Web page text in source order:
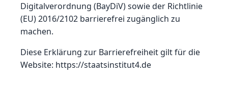
Digitalverordnung (BayDiV) sowie der Richtlinie
(EU) 2016/2102 barrierefrei zugänglich zu
machen.
Diese Erklärung zur Barrierefreiheit gilt für die
Website: https://staatsinstitut4.de